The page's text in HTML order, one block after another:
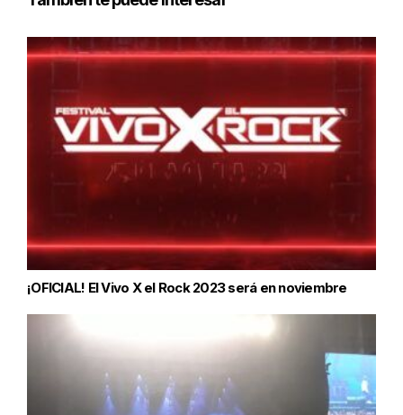
¡OFICIAL! El Vivo X el Rock 2023 será en noviembre